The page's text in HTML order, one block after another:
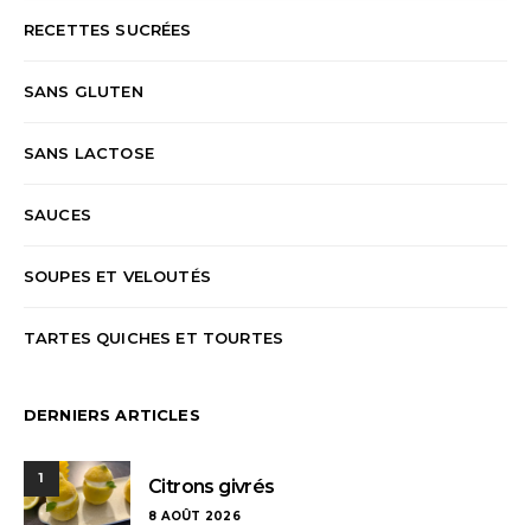
RECETTES SUCRÉES
SANS GLUTEN
SANS LACTOSE
SAUCES
SOUPES ET VELOUTÉS
TARTES QUICHES ET TOURTES
DERNIERS ARTICLES
1 Citrons givrés
8 AOÛT 2026